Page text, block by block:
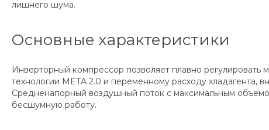
лишнего шума.
Основные характеристики
Инверторный компрессор позволяет плавно
технологии META 2.0 и переменному расходу хладагента,
Средненапорный воздушный поток с максимальным
бесшумную работу.